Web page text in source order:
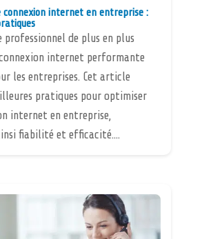
internet en entreprise :
professionnel de plus en plus
internet performante
les entreprises. Cet article
pratiques pour optimiser
internet en entreprise,
fiabilité et efficacité....